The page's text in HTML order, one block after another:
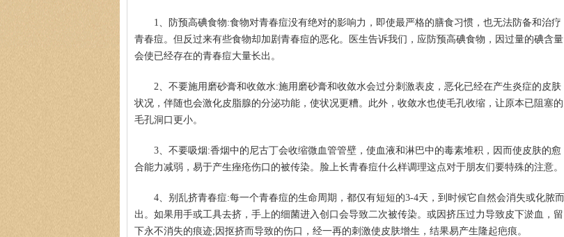
1、防预高碘食物:食物对青春痘没有绝对的影响力，即使最严格的膳食习惯，也无法防备和治疗
青春痘。但反过来有些食物却加剧青春痘的恶化。医生告诉我们，应防预高碘食物，因过量的碘含量
会使已经存在的青春痘大量长出。
2、不要施用磨砂膏和收敛水:施用磨砂膏和收敛水会过分刺激表皮，恶化已经在产生炎症的皮肤
状况，伴随也会激化皮脂腺的分泌功能，使状况更糟。此外，收敛水也使毛孔收缩，让原本已阻塞的
毛孔洞口更小。
3、不要吸烟:香烟中的尼古丁会收缩微血管管壁，使血液和淋巴中的毒素堆积，因而使皮肤的愈
合能力减弱，易于产生痤疮伤口的被传染。脸上长青春痘什么样调理这点对于朋友们要特殊的注意。
4、别乱挤青春痘:每一个青春痘的生命周期，都仅有短短的3-4天，到时候它自然会消失或化脓而
出。如果用手或工具去挤，手上的细菌进入创口会导致二次被传染。或因挤压过力导致皮下淤血，留
下永不消失的痕迹;因抠挤而导致的伤口，经一再的刺激使皮肤增生，结果易产生隆起疤痕。